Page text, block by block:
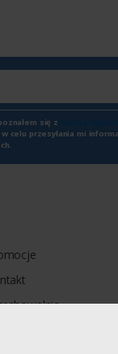
się z
w celu przesyłania mi